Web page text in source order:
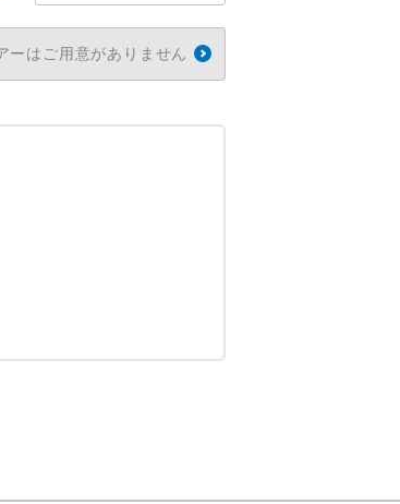
ーはご用意がありません